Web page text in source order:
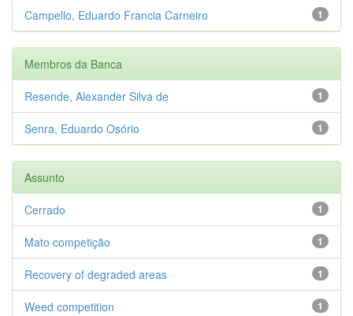
1
Campello, Eduardo Francia Carneiro
Membros da Banca
1
Resende, Alexander Silva de
1
Senra, Eduardo Osório
Assunto
1
Cerrado
1
Mato competição
1
Recovery of degraded areas
1
Weed competition